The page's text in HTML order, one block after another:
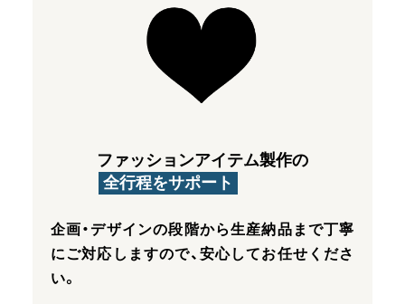
ファッションアイテム製作の
全行程をサポート
企画・デザインの段階から生産納品まで丁寧
にご対応しますので、安心してお任せくださ
い。